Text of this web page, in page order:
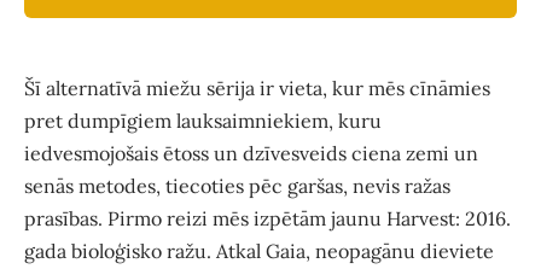
Šī alternatīvā miežu sērija ir vieta, kur mēs cīnāmies
pret dumpīgiem lauksaimniekiem, kuru
iedvesmojošais ētoss un dzīvesveids ciena zemi un
senās metodes, tiecoties pēc garšas, nevis ražas
prasības. Pirmo reizi mēs izpētām jaunu Harvest: 2016.
gada bioloģisko ražu. Atkal Gaia, neopagānu dieviete